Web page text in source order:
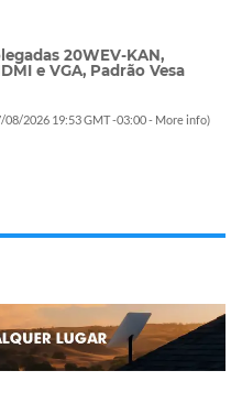
20WEV-KAN,
e VGA, Padrão Vesa
08/2026 19:53 GMT -03:00 - More info)